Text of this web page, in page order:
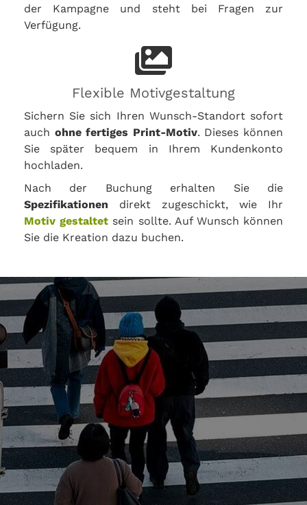
der Kampagne und steht bei Fragen zur
Verfügung.
Flexible Motivgestaltung
Sichern Sie sich Ihren Wunsch-Standort sofort
auch ohne fertiges Print-Motiv. Dieses können
Sie später bequem in Ihrem Kundenkonto
hochladen.
Nach der Buchung erhalten Sie die
Spezifikationen direkt zugeschickt, wie Ihr
Motiv gestaltet sein sollte. Auf Wunsch können
Sie die Kreation dazu buchen.